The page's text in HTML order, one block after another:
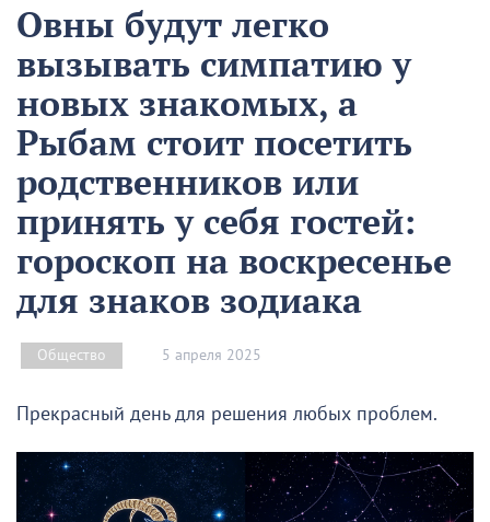
Овны будут легко
вызывать симпатию у
новых знакомых, а
Рыбам стоит посетить
родственников или
принять у себя гостей:
гороскоп на воскресенье
для знаков зодиака
Общество 5 апреля 2025
Прекрасный день для решения любых проблем.